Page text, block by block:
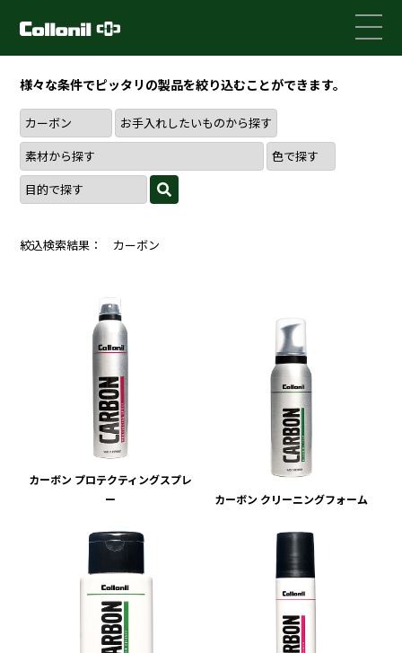
様々な条件でピッタリの製品を絞り込むことができます。
絞込検索結果： カーボン
カーボン プロテクティングスプレ
ー
カーボン クリーニングフォーム